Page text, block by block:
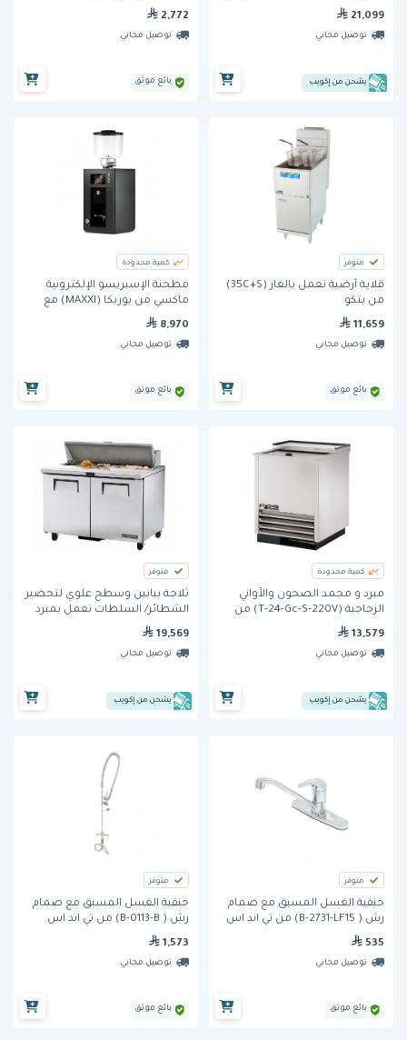
21,099
توصيل مجاني
يشحن من إكويب
للصدأ، 2100 مم
2,772
توصيل مجاني
بائع موثق
متوفر
قلاية أرضية تعمل بالغاز (35C+S)
من بتكو
11,659
توصيل مجاني
بائع موثق
كمية محدودة
مطحنة الإسبريسو الإلكترونية
ماكسي من يوريكا (MAXXI) مع
شاشة تحكم تعمل باللمس،
أسود، إيطاليا 85 ملم
8,970
توصيل مجاني
بائع موثق
كمية محدودة
مبرد و مجمد الصحون والأواني
الزجاجية (T-24-Gc-S-220V) من
13,579
توصيل مجاني
يشحن من إكويب
متوفر
ثلاجة ببابين وسطح علوي لتحضير
الشطائر/ السلطات تعمل بمبرد
19,569
توصيل مجاني
يشحن من إكويب
متوفر
حنفية الغسل المسبق مع صمام
رش ( B-2731-LF15) من تي اند اس
535
توصيل مجاني
بائع موثق
متوفر
حنفية الغسل المسبق مع صمام
رش ( B-0113-B) من تي اند اس
1,573
توصيل مجاني
بائع موثق